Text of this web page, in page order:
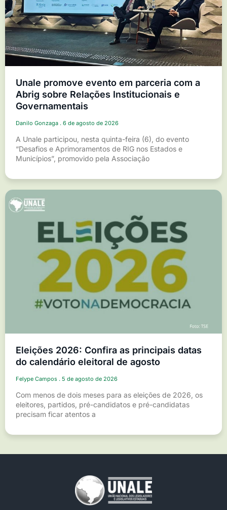
Unale promove evento em parceria com a
Abrig sobre Relações Institucionais e
Governamentais
Danilo Gonzaga 6 de agosto de 2026
A Unale participou, nesta quinta-feira (6), do evento
“Desafios e Aprimoramentos de RIG nos Estados e
Municípios”, promovido pela Associação
Eleições 2026: Confira as principais datas
do calendário eleitoral de agosto
Felype Campos 5 de agosto de 2026
Com menos de dois meses para as eleições de 2026, os
eleitores, partidos, pré-candidatos e pré-candidatas
precisam ficar atentos a